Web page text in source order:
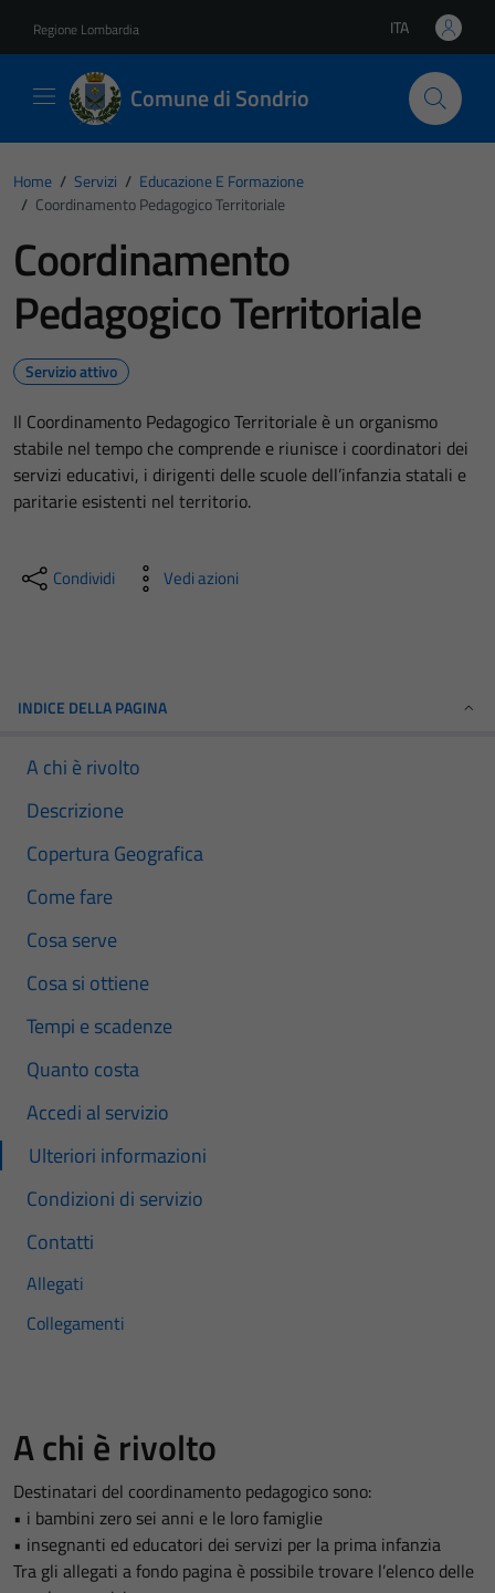
Regione Lombardia Lingua attiva:
ITA
Comune di Sondrio
Home / Servizi / Educazione E Formazione
/ Coordinamento Pedagogico Territoriale
Coordinamento
Pedagogico Territoriale
Servizio attivo
Il Coordinamento Pedagogico Territoriale è un organismo
stabile nel tempo che comprende e riunisce i coordinatori dei
servizi educativi, i dirigenti delle scuole dell’infanzia statali e
paritarie esistenti nel territorio.
Condividi Vedi azioni
INDICE DELLA PAGINA
A chi è rivolto
Descrizione
Copertura Geografica
Come fare
Cosa serve
Cosa si ottiene
Tempi e scadenze
Quanto costa
Accedi al servizio
Ulteriori informazioni
Condizioni di servizio
Contatti
Allegati
Collegamenti
A chi è rivolto
Destinatari del coordinamento pedagogico sono:
• i bambini zero sei anni e le loro famiglie
• insegnanti ed educatori dei servizi per la prima infanzia
Tra gli allegati a fondo pagina è possibile trovare l’elenco delle